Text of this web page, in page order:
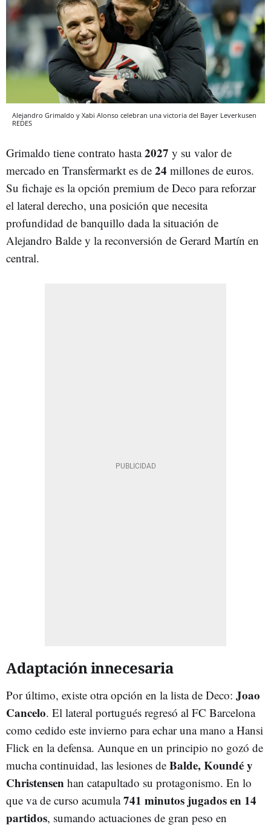
Alejandro Grimaldo y Xabi Alonso celebran una victoria del Bayer Leverkusen
REDES
Grimaldo tiene contrato hasta2027 y su valor de
mercado en Transfermarkt es de 24 millones de euros.
Su fichaje es la opción premium de Deco para reforzar
el lateral derecho, una posición que necesita
profundidad de banquillo dada la situación de
Alejandro Balde y la reconversión de Gerard Martín en
central.
Adaptación innecesaria
Por último, existe otra opción en la lista de Deco: Joao
Cancelo. El lateral portugués regresó al FC Barcelona
como cedido este invierno para echar una mano a Hansi
Flick en la defensa. Aunque en un principio no gozó de
mucha continuidad, las lesiones de Balde, Koundé y
Christensen han catapultado su protagonismo. En lo
que va de curso acumula741 minutos jugados en 14
partidos, sumando actuaciones de gran peso en